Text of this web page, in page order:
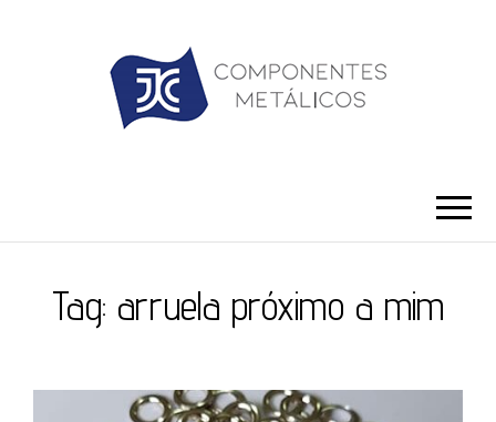
Tag: arruela próximo a mim